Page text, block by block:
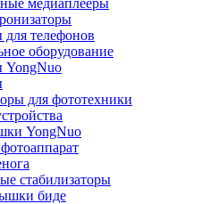
медиаплееры
телефонов
оборудование
YongNuo
для фототехники
YongNuo
стабилизаторы
биде